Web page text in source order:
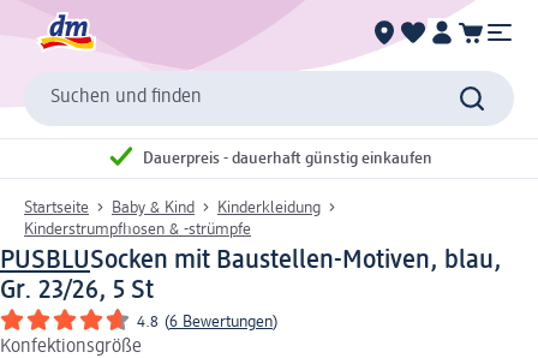
Suchen und finden
Dauerpreis - dauerhaft günstig einkaufen
Startseite Baby & Kind
Kinderkleidung
Kinderstrumpfhosen & -strümpfe
PUSBLUSocken mit Baustellen-Motiven, blau,
Gr. 23/26, 5 St
4.8 (6 Bewertungen)
Konfektionsgröße